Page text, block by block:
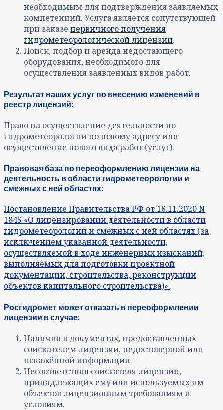
необходимым для подтверждения заявляемых
компетенций. Услуга является сопутствующей
при заказе первичного получения
гидрометеорологической лицензии.
Поиск, подбор и аренда недостающего
оборудования, необходимого для
осуществления заявленных видов работ.
Результат наших услуг по внесению изменений в
реестр лицензий:
Право на осуществление деятельности по
гидрометеорологии по новому адресу или
осуществление нового вида работ (услуг).
Правовая база по переоформлению лицензии на
деятельность в области гидрометеорологии и
смежных с ней областях:
Постановление Правительства РФ от 16.11.2020 N
1845 «О лицензировании деятельности в области
гидрометеорологии и смежных с ней областях (за
исключением указанной деятельности,
осуществляемой в ходе инженерных изысканий,
выполняемых для подготовки проектной
документации, строительства, реконструкции
объектов капитального строительства)».
Росгидромет может отказать в переоформлении
лицензии в случае:
Наличия в документах, предоставленных
соискателем лицензии, недостоверной или
искажённой информации.
Несоответствия соискателя лицензии,
принадлежащих ему или используемых им
объектов лицензионным требованиям и
условиям.